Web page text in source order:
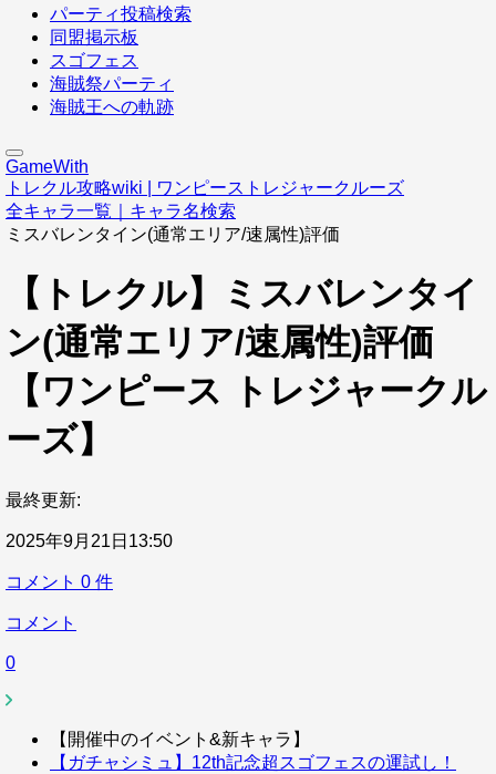
パーティ投稿検索
同盟掲示板
スゴフェス
海賊祭パーティ
海賊王への軌跡
GameWith
トレクル攻略wiki | ワンピーストレジャークルーズ
全キャラ一覧｜キャラ名検索
ミスバレンタイン(通常エリア/速属性)評価
【トレクル】ミスバレンタイ
ン(通常エリア/速属性)評価
【ワンピース トレジャークル
ーズ】
最終更新:
2025年9月21日13:50
コメント 0 件
コメント
0
【開催中のイベント&新キャラ】
【ガチャシミュ】12th記念超スゴフェスの運試し！